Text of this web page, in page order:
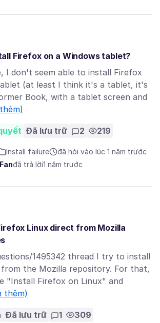
Firefox on a Windows tablet?
I don't seem able to install Firefox
(at least I think it's a tablet, it's
Book, with a tablet screen and
Đã lưu trữ 2 219
Install failure
đã hỏi vào lúc 1 năm trước
đã trả lời1 năm trước
Linux direct from Mozilla
1495342 thread I try to install
the Mozilla repository. For that,
"Install Firefox on Linux" and
thêm)
Đã lưu trữ 1 309